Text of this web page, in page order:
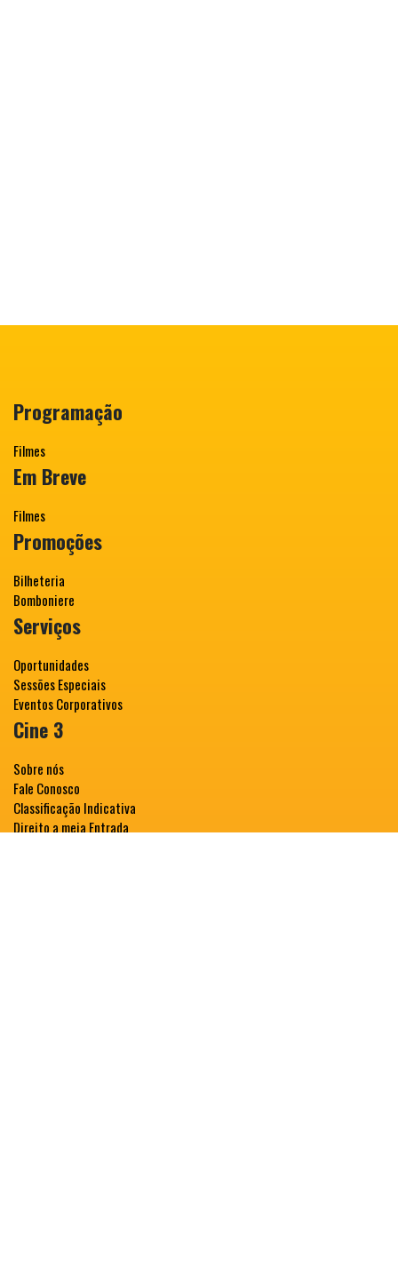
Programação
Filmes
Em Breve
Filmes
Promoções
Bilheteria
Bomboniere
Serviços
Oportunidades
Sessões Especiais
Eventos Corporativos
Cine 3
Sobre nós
Fale Conosco
Classificação Indicativa
Direito a meia Entrada